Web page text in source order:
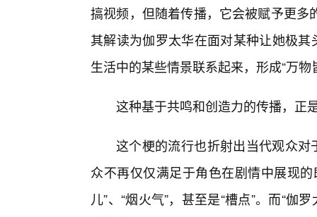
搞视频，但随着传播，它会被赋予更
其解读为伽罗太华在面对某种让她极
生活中的某些情景联系起来，形成“万
这种基于共鸣和创造力的传播，正
这个梗的流行也折射出当代观众对
众不再仅仅满足于角色在剧情中展现
儿”、“烟火气”，甚至是“槽点”。而“伽